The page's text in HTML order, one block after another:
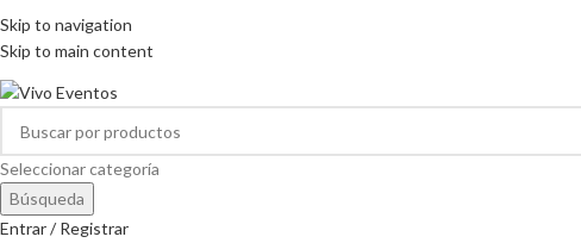
Skip to navigation
Skip to main content
HORARIOS DE ATENCIÓN: 8:00 - 17:00 HORAS
ARRIENDO DE MOBILIARIO PARA EVENTOS
Seleccionar categoría
Búsqueda
Entrar / Registrar